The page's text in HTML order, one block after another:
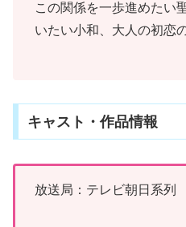
この関係を一歩進めたい
いたい小和、大人の初恋
キャスト・作品情報
放送局：テレビ朝日系列